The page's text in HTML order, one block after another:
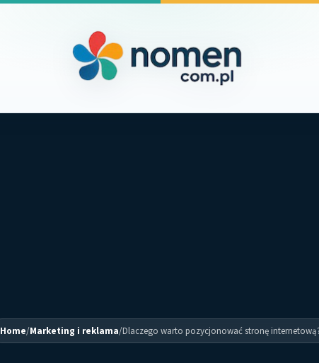
Home/Marketing i reklama/Dlaczego warto pozycjonować stronę